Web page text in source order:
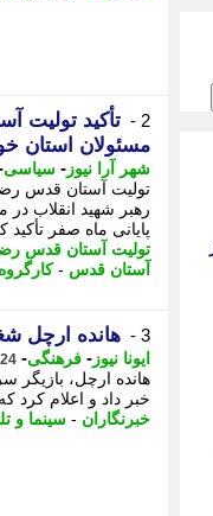
2 -
تأکید تولیت
مسئولان استان
شهر آرا نیوز - سیاسی
تولیت آستان قدس
رهبر شهید انقلاب
پایانی ماه صفر تأکید
تولیت آستان قدس
آستان قدس -
3 - هانده ارچل
ایونا نیوز - فرهنگی- 24 دقیقه پیش - شنبه 17 مرداد 1405، 11:01
هانده ارچل، بازیگر
خبر داد و اعلام کرد
خبرنگاران - سینما و